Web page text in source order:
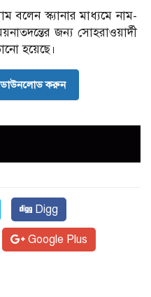
বলেন স্ক্যানার মাধ্যমে নাম-
জন্য সোহরাওয়ার্দী
হয়েছে।
ডাউনলোড করুন
Digg
Google Plus